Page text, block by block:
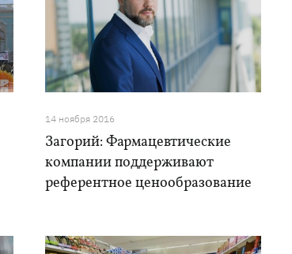
14 ноября 2016
Загорий: Фармацевтические
компании поддерживают
референтное ценообразование